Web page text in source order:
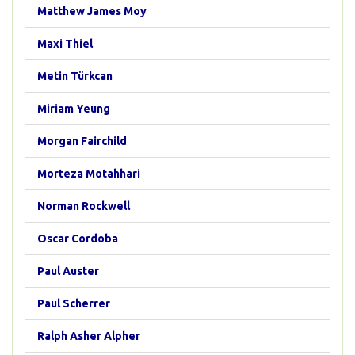
Matthew James Moy
Maxi Thiel
Metin Türkcan
Miriam Yeung
Morgan Fairchild
Morteza Motahhari
Norman Rockwell
Oscar Cordoba
Paul Auster
Paul Scherrer
Ralph Asher Alpher